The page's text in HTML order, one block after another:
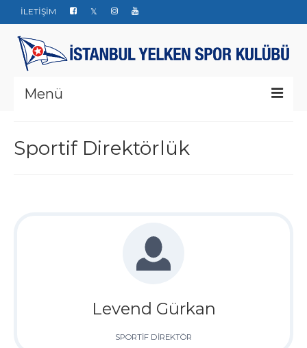
İLETİŞİM
Menü
Yarışlar
Düğün Davet ve Organizasyon
Sportif Direktörlük
Levend Gürkan
SPORTİF DİREKTÖR